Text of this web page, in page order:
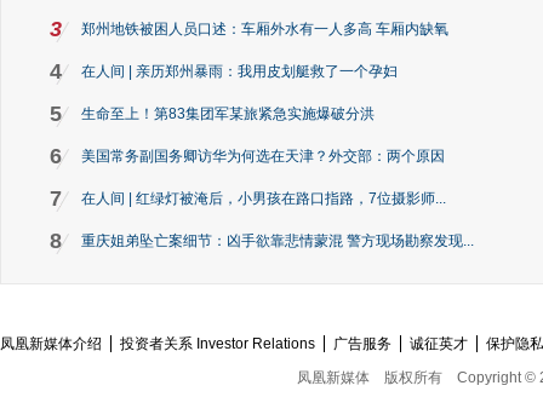
3 郑州地铁被困人员口述：车厢外水有一人多高 车厢内缺氧
4 在人间 | 亲历郑州暴雨：我用皮划艇救了一个孕妇
5 生命至上！第83集团军某旅紧急实施爆破分洪
6 美国常务副国务卿访华为何选在天津？外交部：两个原因
7 在人间 | 红绿灯被淹后，小男孩在路口指路，7位摄影师...
8 重庆姐弟坠亡案细节：凶手欲靠悲情蒙混 警方现场勘察发现...
凤凰新媒体介绍 投资者关系 Investor Relations 广告服务 诚征英才
保护隐
凤凰新媒体
版权所有 Copyright ©